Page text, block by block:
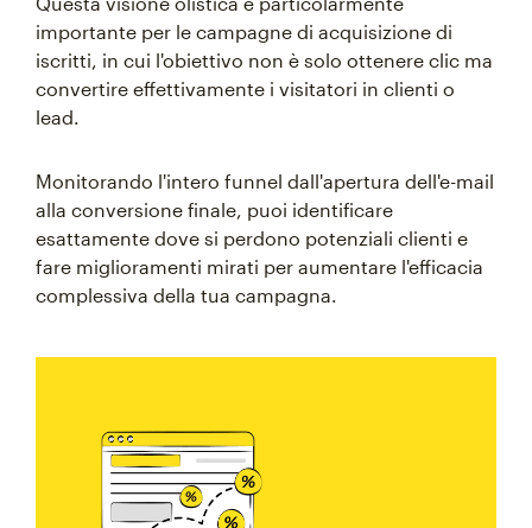
importante per le campagne di acquisizione di
iscritti, in cui l'obiettivo non è solo ottenere clic ma
convertire effettivamente i visitatori in clienti o
lead.
Monitorando l'intero funnel dall'apertura dell'e-mail
alla conversione finale, puoi identificare
esattamente dove si perdono potenziali clienti e
fare miglioramenti mirati per aumentare l'efficacia
complessiva della tua campagna.